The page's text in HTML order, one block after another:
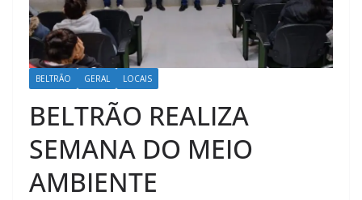
BELTRÃO GERAL LOCAIS
BELTRÃO REALIZA
SEMANA DO MEIO
AMBIENTE